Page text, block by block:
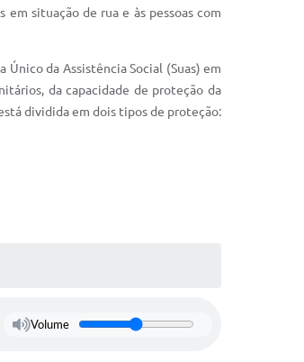
situação de rua e às pessoas com
da Assistência Social (Suas) em
da capacidade de proteção da
dividida em dois tipos de proteção:
Volume